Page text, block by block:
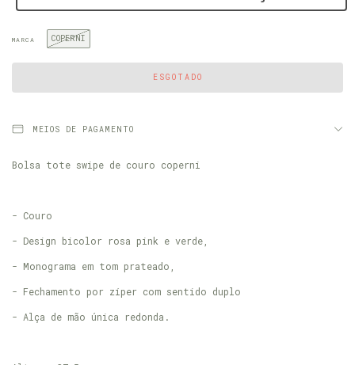
MARCA COPERNI
MEIOS DE PAGAMENTO
Bolsa tote swipe de couro coperni
- Couro
- Design bicolor rosa pink e verde,
- Monograma em tom prateado,
- Fechamento por zíper com sentido duplo
- Alça de mão única redonda.